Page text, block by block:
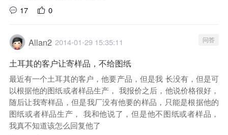
17
0
Allan2 2014-01-29 15:35:11 问答
土耳其的客户让寄样品，不给图纸
最近有一个土耳其的客户，他要产品，但是我 长没有，但是可
以根据他的图纸或者样品生产， 我报价之后，他说价格很好，
随后让我寄样品，但是我厂没有他要的样品，只能是根据他的
图纸或者样品生产， 我和他说了，但是他不图纸或者样品，
我真不知道该怎么回复他了